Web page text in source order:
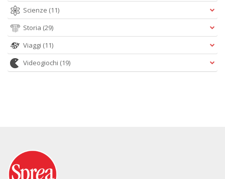
Scienze (11)
Storia (29)
Viaggi (11)
Videogiochi (19)